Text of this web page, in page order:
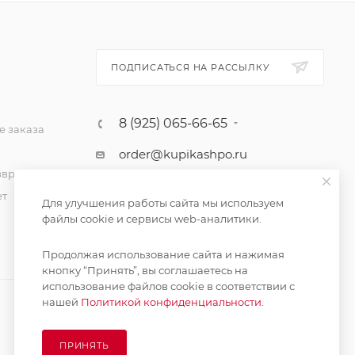
заказа
ПОДПИСАТЬСЯ НА РАССЫЛКУ
8 (925) 065-66-65
order@kupikashpo.ru
Для улучшения работы сайта мы используем
файлы cookie и сервисы web-аналитики.
Продолжая использование сайта и нажимая
кнопку “Принять”, вы соглашаетесь на
использование файлов cookie в соответствии с
нашей Политикой конфиденциальности.
ПРИНЯТЬ